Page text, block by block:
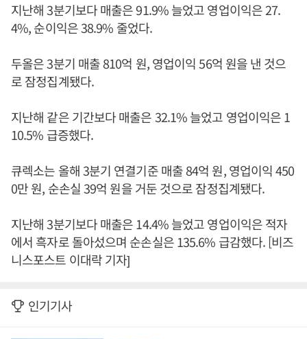
지난해 3분기보다 매출은 91.9% 늘었고 영업이익은 27.
4%, 순이익은 38.9% 줄었다.
두올은 3분기 매출 810억 원, 영업이익 56억 원을 낸 것으
로 잠정집계됐다.
지난해 같은 기간보다 매출은 32.1% 늘었고 영업이익은 1
10.5% 급증했다.
큐렉소는 올해 3분기 연결기준 매출 84억 원, 영업이익 450
0만 원, 순손실 39억 원을 거둔 것으로 잠정집계됐다.
지난해 3분기보다 매출은 14.4% 늘었고 영업이익은 적자
에서 흑자로 돌아섰으며 순손실은 135.6% 급감했다. [비즈
니스포스트 이대락 기자]
인기기사